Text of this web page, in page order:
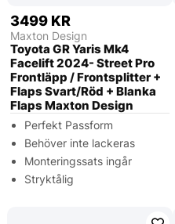
3499 KR
Maxton Design
Toyota GR Yaris Mk4
Facelift 2024- Street Pro
Frontläpp / Frontsplitter +
Flaps Svart/Röd + Blanka
Flaps Maxton Design
Perfekt Passform
Behöver inte lackeras
Monteringssats ingår
Stryktålig